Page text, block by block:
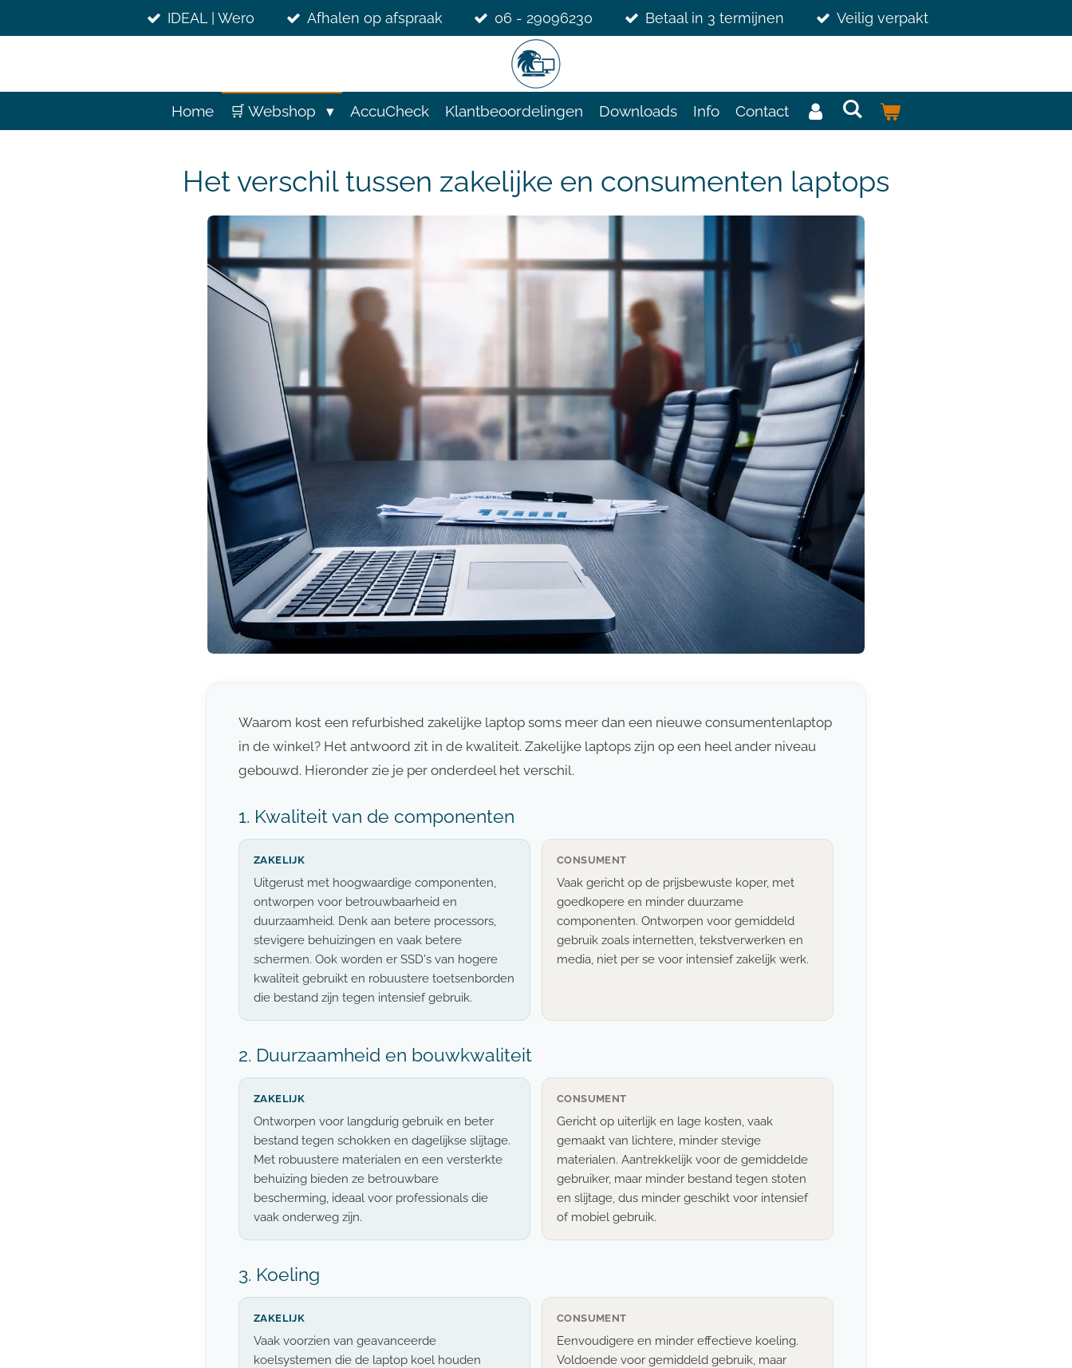
direct
IDEAL | Wero Afhalen op afspraak 06 - 29096230 Betaal in 3 termijnen Veilig verpakt
Home 🛒 Webshop AccuCheck Klantbeoordelingen Downloads Info Contact
Het verschil tussen zakelijke en consumenten laptops
Waarom kost een refurbished zakelijke laptop soms meer dan een nieuwe consumentenlaptop
in de winkel? Het antwoord zit in de kwaliteit. Zakelijke laptops zijn op een heel ander niveau
gebouwd. Hieronder zie je per onderdeel het verschil.
1. Kwaliteit van de componenten
ZAKELIJK
Uitgerust met hoogwaardige componenten,
ontworpen voor betrouwbaarheid en
duurzaamheid. Denk aan betere processors,
stevigere behuizingen en vaak betere
schermen. Ook worden er SSD's van hogere
kwaliteit gebruikt en robuustere toetsenborden
die bestand zijn tegen intensief gebruik.
CONSUMENT
Vaak gericht op de prijsbewuste koper, met
goedkopere en minder duurzame
componenten. Ontworpen voor gemiddeld
gebruik zoals internetten, tekstverwerken en
media, niet per se voor intensief zakelijk werk.
2. Duurzaamheid en bouwkwaliteit
ZAKELIJK
Ontworpen voor langdurig gebruik en beter
bestand tegen schokken en dagelijkse slijtage.
Met robuustere materialen en een versterkte
behuizing bieden ze betrouwbare
bescherming, ideaal voor professionals die
vaak onderweg zijn.
CONSUMENT
Gericht op uiterlijk en lage kosten, vaak
gemaakt van lichtere, minder stevige
materialen. Aantrekkelijk voor de gemiddelde
gebruiker, maar minder bestand tegen stoten
en slijtage, dus minder geschikt voor intensief
of mobiel gebruik.
3. Koeling
ZAKELIJK
Vaak voorzien van geavanceerde
koelsystemen die de laptop koel houden
CONSUMENT
Eenvoudigere en minder effectieve koeling.
Voldoende voor gemiddeld gebruik, maar